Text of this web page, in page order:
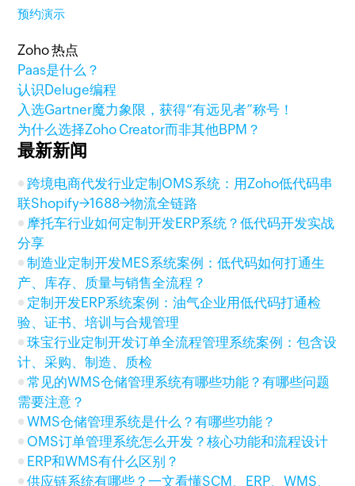
预约演示
Zoho 热点
Paas是什么？
认识Deluge编程
入选Gartner魔力象限，获得“有远见者”称号！
为什么选择Zoho Creator而非其他BPM？
最新新闻
跨境电商代发行业定制OMS系统：用Zoho低代码串
联Shopify→1688→物流全链路
摩托车行业如何定制开发ERP系统？低代码开发实战
分享
制造业定制开发MES系统案例：低代码如何打通生
产、库存、质量与销售全流程？
定制开发ERP系统案例：油气企业用低代码打通检
验、证书、培训与合规管理
珠宝行业定制开发订单全流程管理系统案例：包含设
计、采购、制造、质检
常见的WMS仓储管理系统有哪些功能？有哪些问题
需要注意？
WMS仓储管理系统是什么？有哪些功能？
OMS订单管理系统怎么开发？核心功能和流程设计
ERP和WMS有什么区别？
供应链系统有哪些？一文看懂SCM、ERP、WMS、